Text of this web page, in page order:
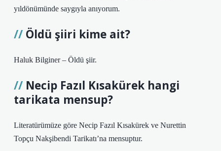
yıldönümünde saygıyla anıyorum.
Öldü şiiri kime ait?
Haluk Bilginer – Öldü şiir.
Necip Fazıl Kısakürek hangi
tarikata mensup?
Literatürümüze göre Necip Fazıl Kısakürek ve Nurettin
Topçu Nakşibendi Tarikatı’na mensuptur.